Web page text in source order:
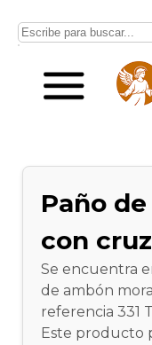
Paño
con
Se encuentra
de ambón
referencia 331
Este producto